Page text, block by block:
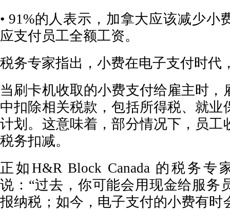
• 91%的人表示，加拿大应该减少小
应支付员工全额工资。
税务专家指出，小费在电子支付时代
当刷卡机收取的小费支付给雇主时，
中扣除相关税款，包括所得税、就业
计划。这意味着，部分情况下，员工
税务扣减。
正如H&R Block Canada 的税务专
说：“过去，你可能会用现金给服务
报纳税；如今，电子支付的小费有时